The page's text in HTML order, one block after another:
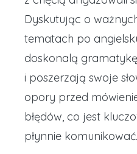
Dyskutując o
tematach po
doskonalą
i poszerzają swoje
opory przed
błędów, co jest
płynnie komunikować.